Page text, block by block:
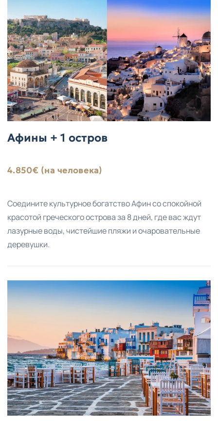
Афины + 1 остров
4.850€ (на человека)
Соедините культурное богатство Афин со спокойной
красотой греческого острова за 8 дней, где вас ждут
лазурные воды, чистейшие пляжи и очаровательные
деревушки.